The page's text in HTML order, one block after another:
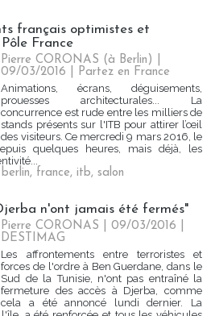
français optimistes et
France
Pierre CORONAS (à Berlin) |
09/03/2016
Partez en France
Animations, écrans, déguisements,
prouesses architecturales... La
concurrence est rude entre les milliers de
stands présents sur l'ITB pour attirer l’œil
des visiteurs. Ce mercredi 9 mars 2016, le
quelques heures, mais déjà, les
berlin, france, itb, salon
n'ont jamais été fermés"
Pierre CORONAS | 09/03/2016
DESTIMAG
Les affrontements entre terroristes et
forces de l'ordre à Ben Guerdane, dans le
Sud de la Tunisie, n'ont pas entraîné la
fermeture des accès à Djerba, comme
cela a été annoncé lundi dernier. La